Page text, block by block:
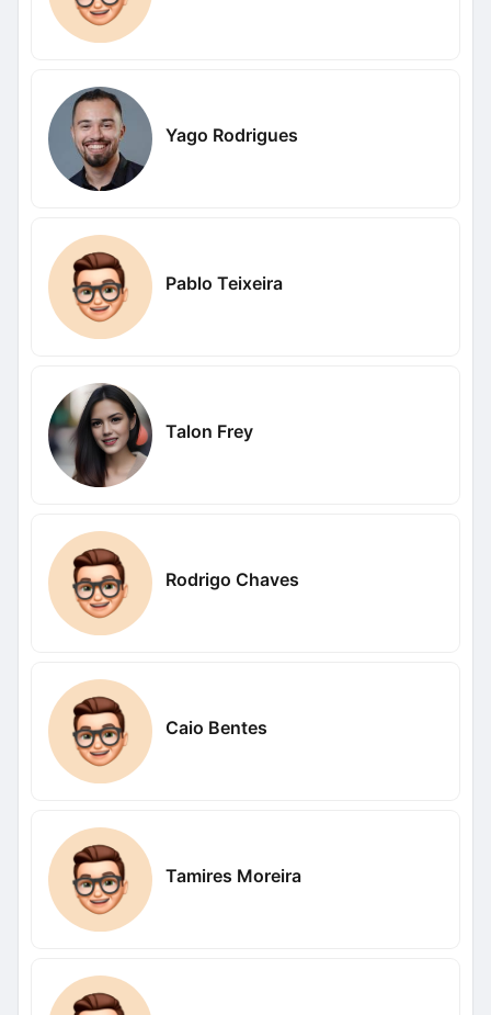
Yago Rodrigues
Pablo Teixeira
Talon Frey
Rodrigo Chaves
Caio Bentes
Tamires Moreira